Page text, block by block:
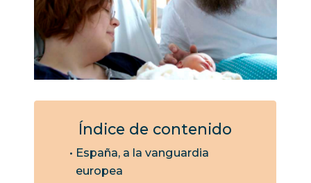
Índice de contenido
España, a la vanguardia
europea